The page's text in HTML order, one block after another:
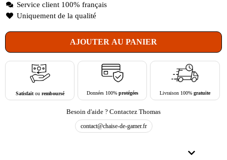
Service client 100% français
Uniquement de la qualité
AJOUTER AU PANIER
Satisfaitou remboursé Données 100% protégées Livraison 100%gratuite
Besoin d'aide ? Contactez Thomas
contact@chaise-de-gamer.fr